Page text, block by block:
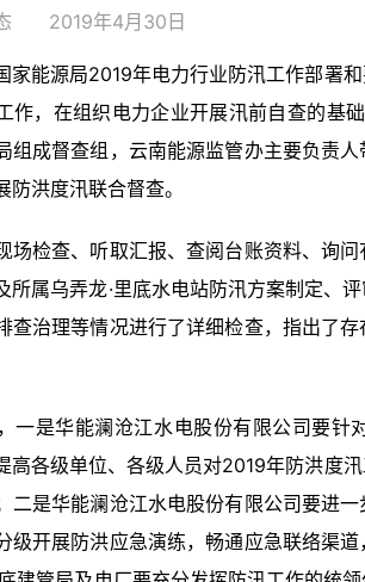
2019年4月30日
家能源局2019年电力行业防汛工作部署
作，在组织电力企业开展汛前自查的基
组成督查组，云南能源监管办主要负责
防洪度汛联合督查。
场检查、听取汇报、查阅台账资料、询
所属乌弄龙·里底水电站防汛方案制定、
查治理等情况进行了详细检查，指出了
一是华能澜沧江水电股份有限公司要针
高各级单位、各级人员对2019年防洪度
二是华能澜沧江水电股份有限公司要进
级开展防洪应急演练，畅通应急联络渠